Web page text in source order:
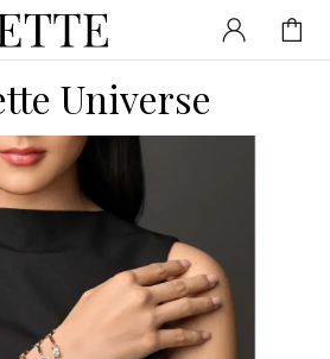
Universe